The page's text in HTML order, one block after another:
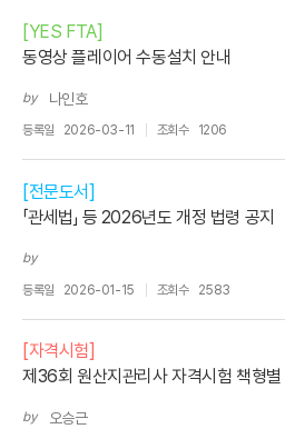
[YES FTA]
동영상 플레이어 수동설치 안내
by 나인호
등록일 2026-03-11 조회수 1206
[전문도서]
「관세법」 등 2026년도 개정 법령 공지
by
등록일 2026-01-15 조회수 2583
[자격시험]
제36회 원산지관리사 자격시험 책형별
by 오승근